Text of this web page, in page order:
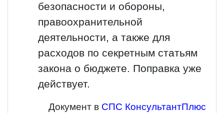
безопасности и обороны,
правоохранительной
деятельности, а также для
расходов по секретным статьям
закона о бюджете. Поправка уже
действует.
Документ в СПС КонсультантПлюс